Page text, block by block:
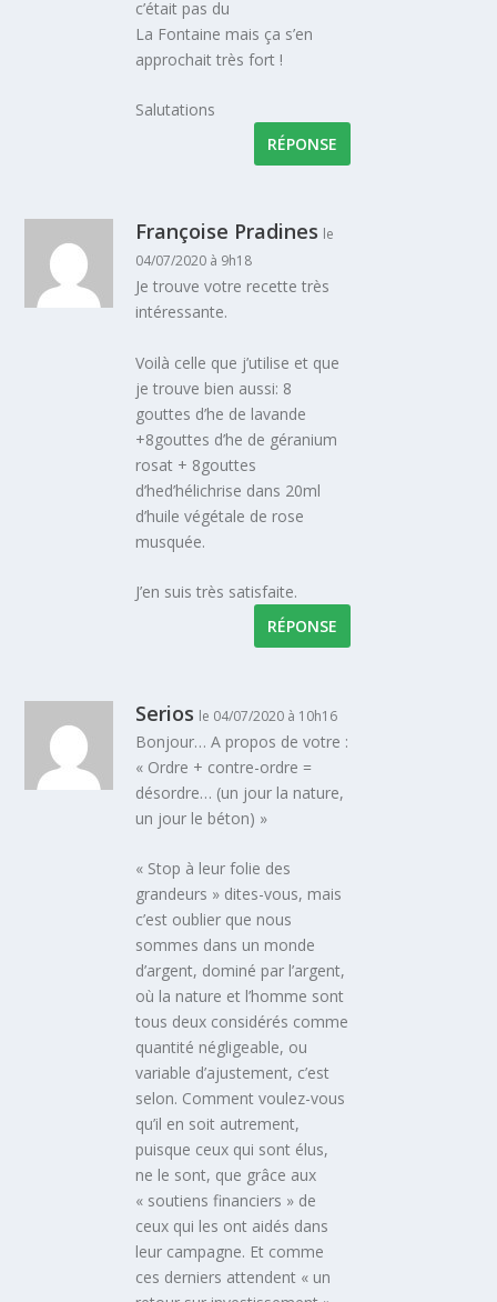
c’était pas du
La Fontaine mais ça s’en
approchait très fort !
Salutations
RÉPONSE
Françoise Pradines le
04/07/2020 à 9h18
Je trouve votre recette très
intéressante.
Voilà celle que j’utilise et que
je trouve bien aussi: 8
gouttes d’he de lavande
+8gouttes d’he de géranium
rosat + 8gouttes
d’hed’hélichrise dans 20ml
d’huile végétale de rose
musquée.
J’en suis très satisfaite.
RÉPONSE
Serios le 04/07/2020 à 10h16
Bonjour… A propos de votre :
« Ordre + contre-ordre =
désordre… (un jour la nature,
un jour le béton) »
« Stop à leur folie des
grandeurs » dites-vous, mais
c’est oublier que nous
sommes dans un monde
d’argent, dominé par l’argent,
où la nature et l’homme sont
tous deux considérés comme
quantité négligeable, ou
variable d’ajustement, c’est
selon. Comment voulez-vous
qu’il en soit autrement,
puisque ceux qui sont élus,
ne le sont, que grâce aux
« soutiens financiers » de
ceux qui les ont aidés dans
leur campagne. Et comme
ces derniers attendent « un